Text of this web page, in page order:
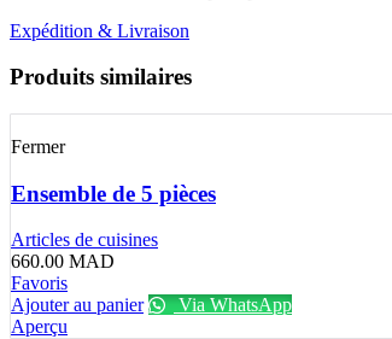
Expédition & Livraison
Produits similaires
Fermer
Ensemble de 5 pièces
Articles de cuisines
660.00 MAD
Favoris
Ajouter au panier
Via WhatsApp
Aperçu